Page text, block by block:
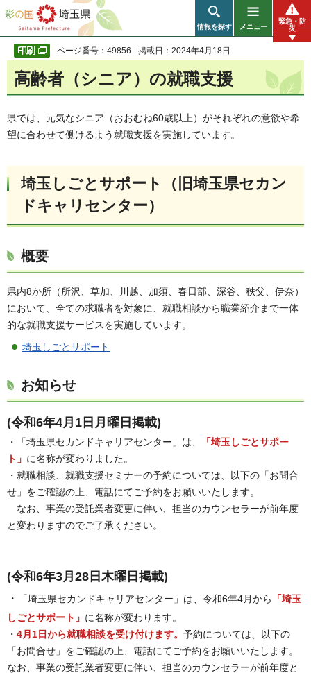
彩の国 埼玉県
情報を探す メニュー
緊急・防
災
ページ番号：49856 掲載日：2024年4月18日
高齢者（シニア）の就職支援
県では、元気なシニア（おおむね60歳以上）がそれぞれの意欲や希
望に合わせて働けるよう就職支援を実施しています。
埼玉しごとサポート（旧埼玉県セカン
ドキャリセンター）
概要
県内8か所（所沢、草加、川越、加須、春日部、深谷、秩父、伊奈）
において、全ての求職者を対象に、就職相談から職業紹介まで一体
的な就職支援サービスを実施しています。
埼玉しごとサポート
お知らせ
(令和6年4月1日月曜日掲載)
・「埼玉県セカンドキャリアセンター」は、
「埼玉しごとサポー
ト」 に名称が変わりました。
・就職相談、就職支援セミナーの予約については、以下の「お問合
せ」をご確認の上、電話にてご予約をお願いいたします。
なお、事業の受託業者変更に伴い、担当のカウンセラーが前年度
と変わりますのでご了承ください。
(令和6年3月28日木曜日掲載)
・ 「埼玉県セカンドキャリアセンター」は、令和6年4月から
「埼玉
しごとサポート」 に名称が変わります。
・ 4月1日から就職相談を受け付けます。 予約については、以下の
「お問合せ」をご確認の上、電話にてご予約をお願いいたします。
なお、事業の受託業者変更に伴い、担当のカウンセラーが前年度と